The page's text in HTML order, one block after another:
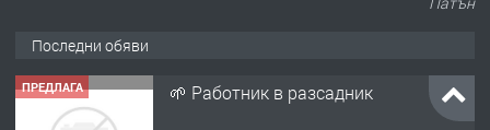
Последни обяви
ПРЕДЛАГА 🌱 Работник в разсадник